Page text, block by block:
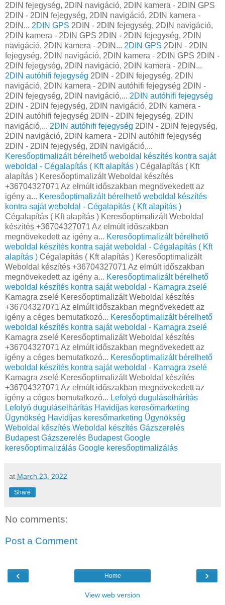
2DIN fejegység, 2DIN navigáció, 2DIN kamera - 2DIN GPS
2DIN - 2DIN fejegység, 2DIN navigáció, 2DIN kamera -
2DIN... 2DIN GPS 2DIN - 2DIN fejegység, 2DIN navigáció,
2DIN kamera - 2DIN GPS 2DIN - 2DIN fejegység, 2DIN
navigáció, 2DIN kamera - 2DIN... 2DIN GPS 2DIN - 2DIN
fejegység, 2DIN navigáció, 2DIN kamera - 2DIN GPS 2DIN -
2DIN fejegység, 2DIN navigáció, 2DIN kamera - 2DIN...
2DIN autóhifi fejegység 2DIN - 2DIN fejegység, 2DIN
navigáció, 2DIN kamera - 2DIN autóhifi fejegység 2DIN -
2DIN fejegység, 2DIN navigáció,... 2DIN autóhifi fejegység
2DIN - 2DIN fejegység, 2DIN navigáció, 2DIN kamera -
2DIN autóhifi fejegység 2DIN - 2DIN fejegység, 2DIN
navigáció,... 2DIN autóhifi fejegység 2DIN - 2DIN fejegység,
2DIN navigáció, 2DIN kamera - 2DIN autóhifi fejegység
2DIN - 2DIN fejegység, 2DIN navigáció,...
Keresőoptimalizált bérelhető weboldal készítés kontra saját
weboldal - Cégalapítás ( Kft alapítás ) Cégalapítás ( Kft
alapítás ) Keresőoptimalizált Weboldal készítés
+36704327071 Az elmúlt időszakban megnövekedett az
igény a... Keresőoptimalizált bérelhető weboldal készítés
kontra saját weboldal - Cégalapítás ( Kft alapítás )
Cégalapítás ( Kft alapítás ) Keresőoptimalizált Weboldal
készítés +36704327071 Az elmúlt időszakban
megnövekedett az igény a... Keresőoptimalizált bérelhető
weboldal készítés kontra saját weboldal - Cégalapítás ( Kft
alapítás ) Cégalapítás ( Kft alapítás ) Keresőoptimalizált
Weboldal készítés +36704327071 Az elmúlt időszakban
megnövekedett az igény a... Keresőoptimalizált bérelhető
weboldal készítés kontra saját weboldal - Kamagra zselé
Kamagra zselé Keresőoptimalizált Weboldal készítés
+36704327071 Az elmúlt időszakban megnövekedett az
igény a céges bemutatkozó... Keresőoptimalizált bérelhető
weboldal készítés kontra saját weboldal - Kamagra zselé
Kamagra zselé Keresőoptimalizált Weboldal készítés
+36704327071 Az elmúlt időszakban megnövekedett az
igény a céges bemutatkozó... Keresőoptimalizált bérelhető
weboldal készítés kontra saját weboldal - Kamagra zselé
Kamagra zselé Keresőoptimalizált Weboldal készítés
+36704327071 Az elmúlt időszakban megnövekedett az
igény a céges bemutatkozó... Lefolyó duguláselhárítás
Lefolyó duguláselhárítás Havidíjas keresőmarketing
Ügynökség Havidíjas keresőmarketing Ügynökség
Weboldal készítés Weboldal készítés Gázszerelés
Budapest Gázszerelés Budapest Google
keresőoptimalizálás Google keresőoptimalizálás
at March 23, 2022
Share
No comments:
Post a Comment
‹ ›
Home
View web version